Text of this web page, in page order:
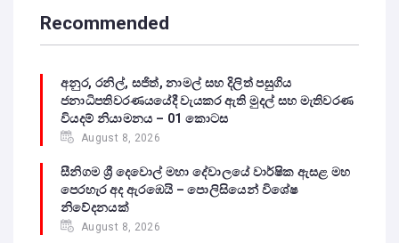
Recommended
අනුර, රනිල්, සජිත්, නාමල් සහ දිලිත් පසුගිය
ජනාධිපතිවරණයයේදී වැයකර ඇති මුදල් සහ මැතිවරණ
වියදම් නියාමනය – 01 කොටස
August 8, 2026
සීනිගම ශ්‍රී දෙවොල් මහා දේවාලයේ වාර්ෂික ඇසළ මහ
පෙරහැර අද ඇරඹෙයි – පොලිසියෙන් විශේෂ
නිවේදනයක්
August 8, 2026